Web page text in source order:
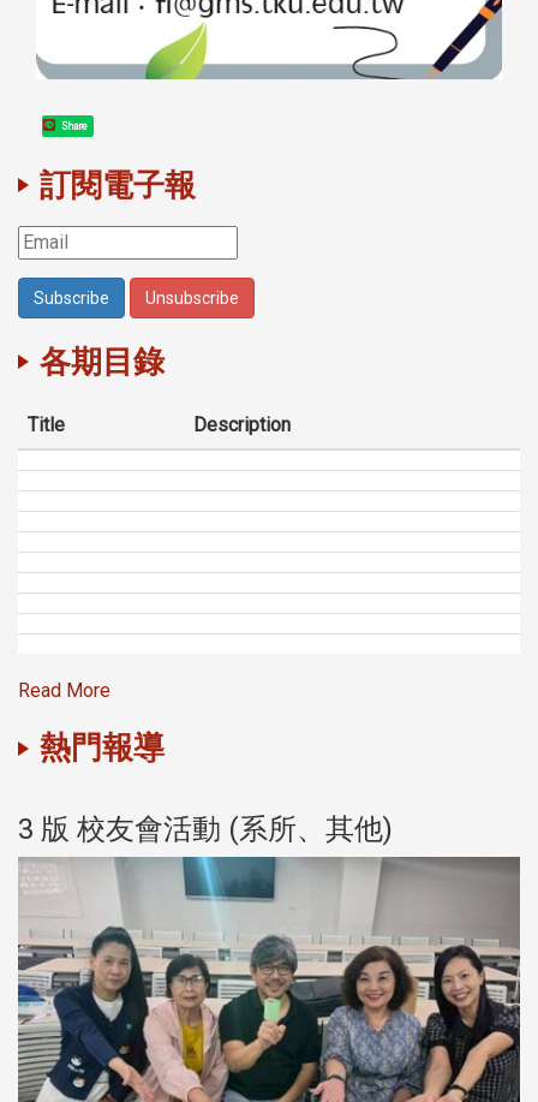
Share
訂閱電子報
各期目錄
Title Description
Read More
熱門報導
3 版 校友會活動 (系所、其他)